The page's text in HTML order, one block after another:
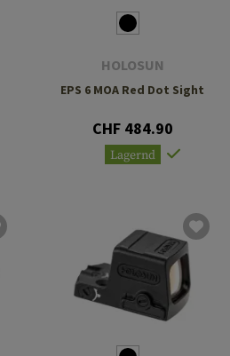
HOLOSUN
EPS 6 MOA Red Dot Sight
CHF 484.90
Lagernd